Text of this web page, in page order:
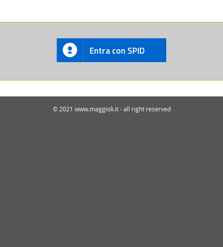
Entra con SPID
© 2021 www.maggioli.it - all right reserved